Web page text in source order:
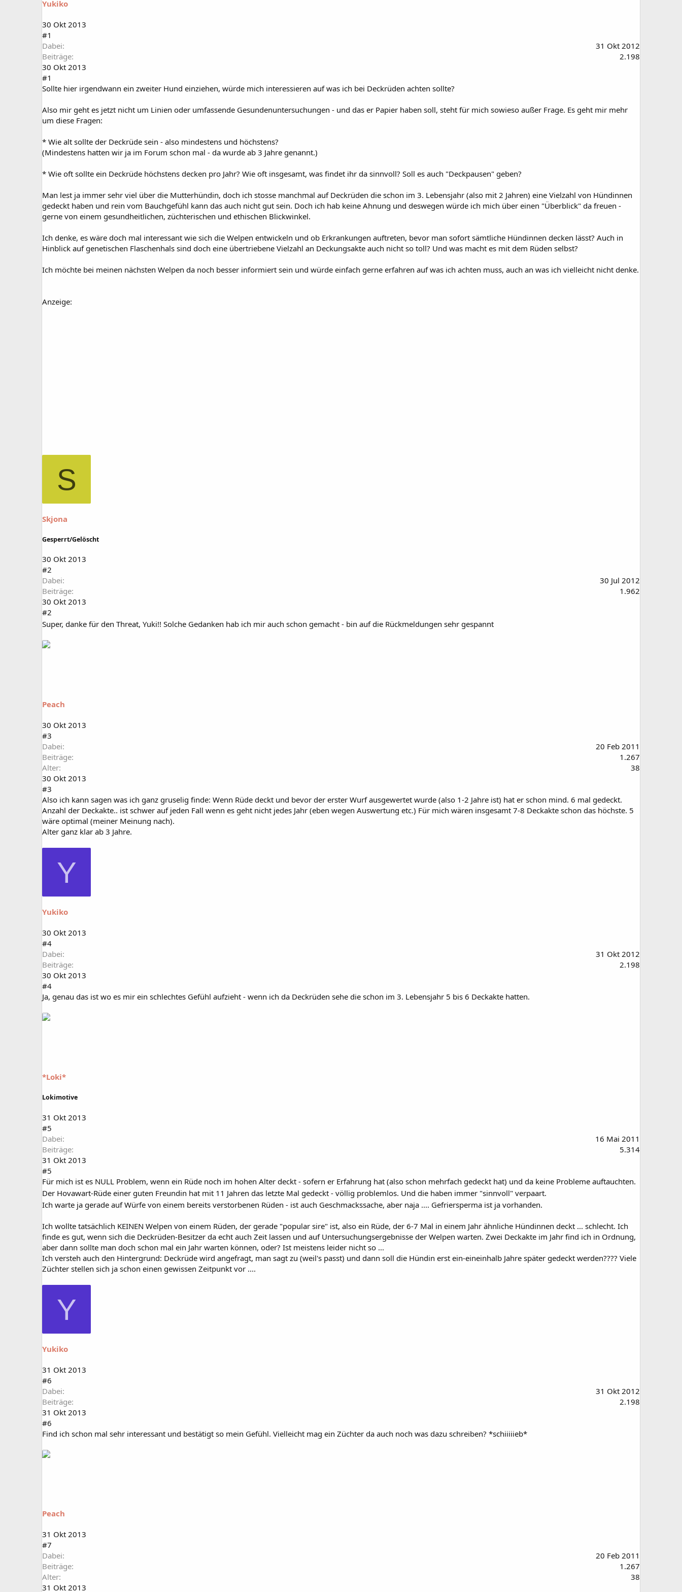
a
t
r
m
Yukiko
30 Okt 2013
#1
Dabei
31 Okt 2012
Beiträge
2.198
30 Okt 2013
#1
Sollte hier irgendwann ein zweiter Hund einziehen, würde mich interessieren auf was ich bei Deckrüden achten sollte?
Also mir geht es jetzt nicht um Linien oder umfassende Gesundenuntersuchungen - und das er Papier haben soll, steht für mich sowieso außer Frage. Es geht mir mehr
um diese Fragen:
* Wie alt sollte der Deckrüde sein - also mindestens und höchstens?
(Mindestens hatten wir ja im Forum schon mal - da wurde ab 3 Jahre genannt.)
* Wie oft sollte ein Deckrüde höchstens decken pro Jahr? Wie oft insgesamt, was findet ihr da sinnvoll? Soll es auch "Deckpausen" geben?
Man lest ja immer sehr viel über die Mutterhündin, doch ich stosse manchmal auf Deckrüden die schon im 3. Lebensjahr (also mit 2 Jahren) eine Vielzahl von Hündinnen
gedeckt haben und rein vom Bauchgefühl kann das auch nicht gut sein. Doch ich hab keine Ahnung und deswegen würde ich mich über einen "Überblick" da freuen -
gerne von einem gesundheitlichen, züchterischen und ethischen Blickwinkel.
Ich denke, es wäre doch mal interessant wie sich die Welpen entwickeln und ob Erkrankungen auftreten, bevor man sofort sämtliche Hündinnen decken lässt? Auch in
Hinblick auf genetischen Flaschenhals sind doch eine übertriebene Vielzahl an Deckungsakte auch nicht so toll? Und was macht es mit dem Rüden selbst?
Ich möchte bei meinen nächsten Welpen da noch besser informiert sein und würde einfach gerne erfahren auf was ich achten muss, auch an was ich vielleicht nicht denke.
Anzeige:
S
Skjona
Gesperrt/Gelöscht
30 Okt 2013
#2
Dabei
30 Jul 2012
Beiträge
1.962
30 Okt 2013
#2
Super, danke für den Threat, Yuki!! Solche Gedanken hab ich mir auch schon gemacht - bin auf die Rückmeldungen sehr gespannt
Peach
30 Okt 2013
#3
Dabei
20 Feb 2011
Beiträge
1.267
Alter
38
30 Okt 2013
#3
Also ich kann sagen was ich ganz gruselig finde: Wenn Rüde deckt und bevor der erster Wurf ausgewertet wurde (also 1-2 Jahre ist) hat er schon mind. 6 mal gedeckt.
Anzahl der Deckakte.. ist schwer auf jeden Fall wenn es geht nicht jedes Jahr (eben wegen Auswertung etc.) Für mich wären insgesamt 7-8 Deckakte schon das höchste. 5
wäre optimal (meiner Meinung nach).
Alter ganz klar ab 3 Jahre.
Y
Yukiko
30 Okt 2013
#4
Dabei
31 Okt 2012
Beiträge
2.198
30 Okt 2013
#4
Ja, genau das ist wo es mir ein schlechtes Gefühl aufzieht - wenn ich da Deckrüden sehe die schon im 3. Lebensjahr 5 bis 6 Deckakte hatten.
*Loki*
Lokimotive
31 Okt 2013
#5
Dabei
16 Mai 2011
Beiträge
5.314
31 Okt 2013
#5
Für mich ist es NULL Problem, wenn ein Rüde noch im hohen Alter deckt - sofern er Erfahrung hat (also schon mehrfach gedeckt hat) und da keine Probleme auftauchten.
Der Hovawart-Rüde einer guten Freundin hat mit 11 Jahren das letzte Mal gedeckt - völlig problemlos. Und die haben immer "sinnvoll" verpaart.
Ich warte ja gerade auf Würfe von einem bereits verstorbenen Rüden - ist auch Geschmackssache, aber naja .... Gefriersperma ist ja vorhanden.
Ich wollte tatsächlich KEINEN Welpen von einem Rüden, der gerade "popular sire" ist, also ein Rüde, der 6-7 Mal in einem Jahr ähnliche Hündinnen deckt ... schlecht. Ich
finde es gut, wenn sich die Deckrüden-Besitzer da echt auch Zeit lassen und auf Untersuchungsergebnisse der Welpen warten. Zwei Deckakte im Jahr find ich in Ordnung,
aber dann sollte man doch schon mal ein Jahr warten können, oder? Ist meistens leider nicht so ...
Ich versteh auch den Hintergrund: Deckrüde wird angefragt, man sagt zu (weil's passt) und dann soll die Hündin erst ein-eineinhalb Jahre später gedeckt werden???? Viele
Züchter stellen sich ja schon einen gewissen Zeitpunkt vor ....
Y
Yukiko
31 Okt 2013
#6
Dabei
31 Okt 2012
Beiträge
2.198
31 Okt 2013
#6
Find ich schon mal sehr interessant und bestätigt so mein Gefühl. Vielleicht mag ein Züchter da auch noch was dazu schreiben? *schiiiiieb*
Peach
31 Okt 2013
#7
Dabei
20 Feb 2011
Beiträge
1.267
Alter
38
31 Okt 2013